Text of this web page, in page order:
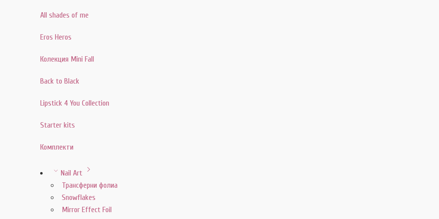
All shades of me
Eros Heros
Колекция Mini Fall
Back to Black
Lipstick 4 You Collection
Starter kits
Комплекти
Nail Art
Трансферни фолиа
Snowflakes
Mirror Effect Foil